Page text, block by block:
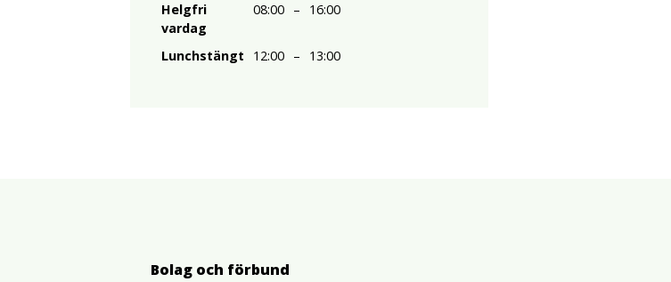
Helgfri
vardag
08:00 – 16:00
Lunchstängt 12:00 – 13:00
Bolag och förbund